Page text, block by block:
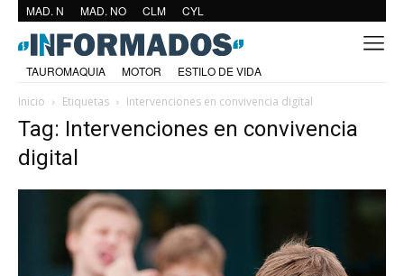
MAD. N MAD. NO CLM CYL
TAUROMAQUIA MOTOR
ESTILO DE VIDA
Inicio
Etiquetas Intervenciones en convivencia digital
Tag: Intervenciones en convivencia
digital